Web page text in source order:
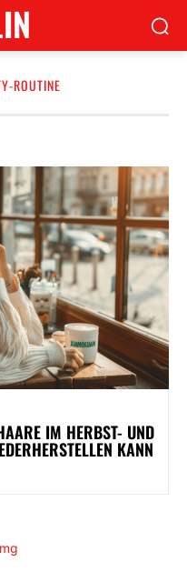
ROUTINE
IM HERBST- UND
KANN